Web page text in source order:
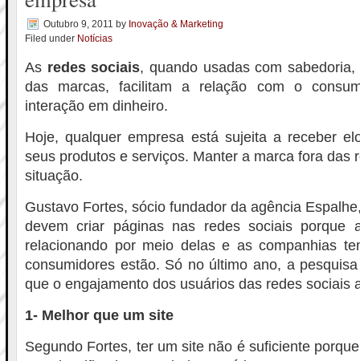
Outubro 9, 2011 by Inovação & Marketing
Filed under Notícias
As redes sociais, quando usadas com
das marcas, facilitam a relação com o
interação em dinheiro.
Hoje, qualquer empresa está sujeita a receber
seus produtos e serviços. Manter a marca fora das
situação.
Gustavo Fortes, sócio fundador da agência
devem criar páginas nas redes sociais porque
relacionando por meio delas e as companhias
consumidores estão. Só no último ano, a
que o engajamento dos usuários das redes sociais
1- Melhor que um site
Segundo Fortes, ter um site não é suficiente